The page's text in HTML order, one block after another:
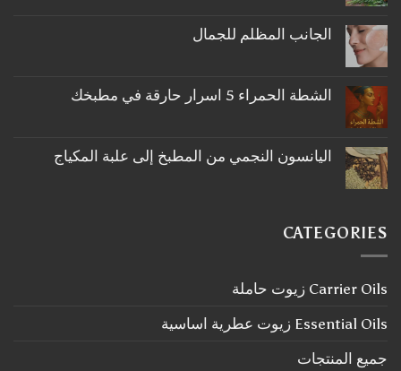
على
ما
اكليل
الجبل
الجانب المظلم للجمال
على
الجانب
الشطة الحمراء 5 اسرار حارقة في مطبخك
على
الشطة
في
مطبخك
اليانسون النجمي من المطبخ إلى علبة المكياج
اليانسون
النجمي
علبة
المكياج
CATEGORIES
Carrier Oils زيوت حاملة
Essential Oils زيوت عطرية اساسية
جميع المنتجات